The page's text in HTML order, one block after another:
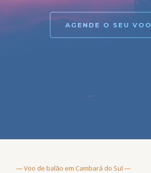
AGENDE O SEU VOO
— Voo de balão em Cambará do Sul —